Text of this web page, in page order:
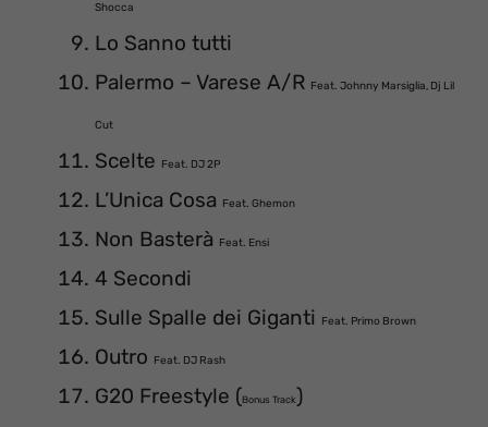
Shocca
Lo Sanno tutti
Palermo – Varese A/R Feat. Johnny Marsiglia, Dj Lil
Cut
Scelte Feat. DJ 2P
L’Unica Cosa Feat. Ghemon
Non Basterà Feat. Ensi
4 Secondi
Sulle Spalle dei Giganti Feat. Primo Brown
Outro Feat. DJ Rash
G20 Freestyle (Bonus Track)